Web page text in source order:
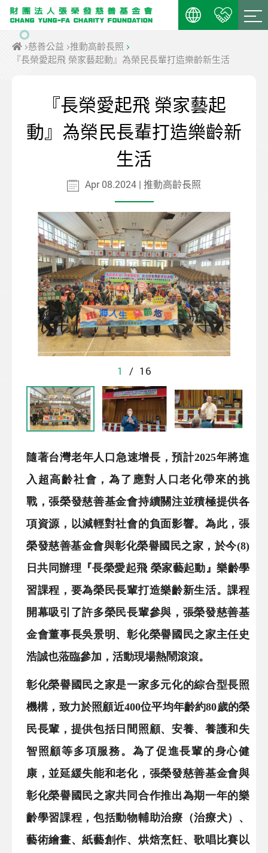
慈善公益 推動高齡長照
『長榮愛起飛 榮家藝起動』為榮民長輩打造樂齡新生活
『長榮愛起飛 榮家藝起
動』為榮民長輩打造樂齡新
生活
Apr 08.2024 | 推動高齡長照
1 / 16
隨著台灣老年人口急速增長，預計2025年將進
入超高齡社會，為了應對人口老化帶來的挑
戰，張榮發慈善基金會持續關注並積極提供各
項資源，以減輕對社會的負面影響。為此，張
榮發慈善基金會與彰化榮譽國民之家，於今(8)
日共同辦理『長榮愛起飛 榮家藝起動』樂齡學
習課程，要為榮民長輩打造樂齡新生活。課程
開幕吸引了許多榮民長輩參與，張榮發慈善基
金會董事長吳景明、彰化榮譽國民之家主任史
浩誠也蒞臨參加，活動現場熱鬧滾滾。
彰化榮譽國民之家是一家多元化的綜合型長照
機構，致力於照顧近400位平均年齡約80歲的榮
民長輩，提供包括日間照顧、安養、養護和失
智照顧等多項服務。為了促進長輩的身心健
康，並延緩失能和老化，張榮發慈善基金會與
彰化榮譽國民之家共同合作推出為期一年的樂
齡學習課程，包括動物輔助治療（治療犬）、
藝術繪畫、紙藝創作、烘焙烹飪、歌唱比賽以